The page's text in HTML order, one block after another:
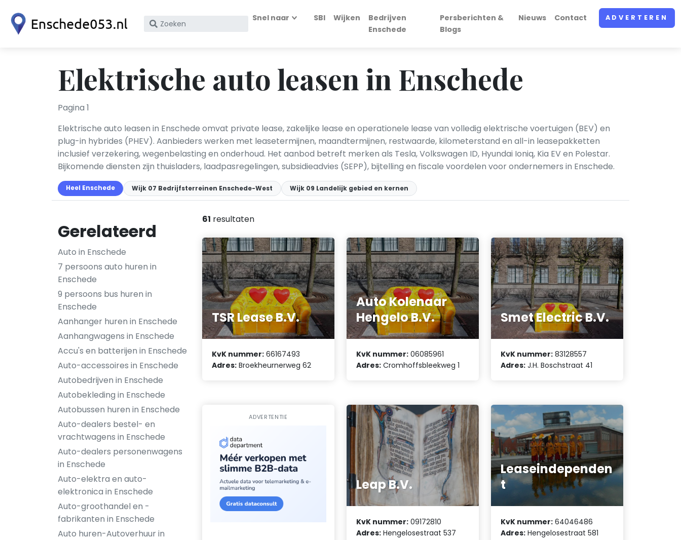
Zoek
KvK
nummer
Snel naar SBI Wijken
Bedrijven
Enschede
Persberichten &
Blogs
Nieuws Contact ADVERTEREN
Elektrische auto leasen in Enschede
Pagina 1
Elektrische auto leasen in Enschede omvat private lease, zakelijke lease en operationele lease van volledig elektrische voertuigen (BEV) en
plug-in hybrides (PHEV). Aanbieders werken met leasetermijnen, maandtermijnen, restwaarde, kilometerstand en all-in leasepakketten
inclusief verzekering, wegenbelasting en onderhoud. Het aanbod betreft merken als Tesla, Volkswagen ID, Hyundai Ioniq, Kia EV en Polestar.
Bijkomende diensten zijn thuisladers, laadpasregelingen, subsidieadvies (SEPP), bijtelling en fiscale voordelen voor ondernemers in Enschede.
Heel Enschede Wijk 07 Bedrijfsterreinen Enschede-West Wijk 09 Landelijk gebied en kernen
Gerelateerd
Auto in Enschede
7 persoons auto huren in
Enschede
9 persoons bus huren in
Enschede
Aanhanger huren in Enschede
Aanhangwagens in Enschede
Accu's en batterijen in Enschede
Auto-accessoires in Enschede
Autobedrijven in Enschede
Autobekleding in Enschede
Autobussen huren in Enschede
Auto-dealers bestel- en
vrachtwagens in Enschede
Auto-dealers personenwagens
in Enschede
Auto-elektra en auto-
elektronica in Enschede
Auto-groothandel en -
fabrikanten in Enschede
Auto huren-Autoverhuur in
61 resultaten
TSR Lease B.V.
KvK nummer: 66167493
Adres: Broekheurnerweg 62
Auto Kolenaar
Hengelo B.V.
KvK nummer: 06085961
Adres: Cromhoffsbleekweg 1
Smet Electric B.V.
KvK nummer: 83128557
Adres: J.H. Boschstraat 41
ADVERTENTIE
Leap B.V.
KvK nummer: 09172810
Adres: Hengelosestraat 537
Leaseindependen
t
KvK nummer: 64046486
Adres: Hengelosestraat 581